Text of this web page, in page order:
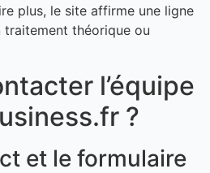
plus, le site affirme une ligne
traitement théorique ou
l’équipe
?
et le formulaire